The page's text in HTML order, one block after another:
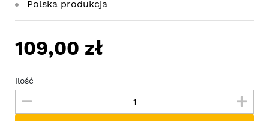
Polska produkcja
109,00 zł
Ilość